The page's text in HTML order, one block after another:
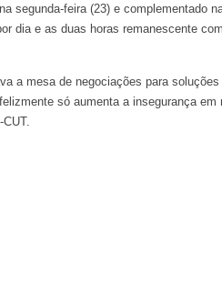
segunda-feira (23) e complementado
dia e as duas horas remanescente
a mesa de negociações para
só aumenta a insegurança